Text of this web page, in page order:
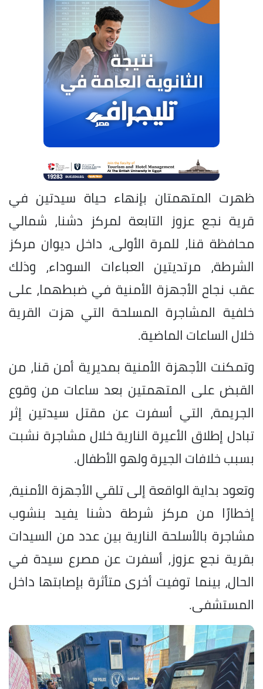
ظهرت المتهمتان بإنهاء حياة سيدتين في
قرية نجع عزوز التابعة لمركز دشنا، شمالي
محافظة قنا، للمرة الأولى، داخل ديوان مركز
الشرطة، مرتديتين العباءات السوداء، وذلك
عقب نجاح الأجهزة الأمنية في ضبطهما، على
خلفية المشاجرة المسلحة التي هزت القرية
خلال الساعات الماضية.
وتمكنت الأجهزة الأمنية بمديرية أمن قنا، من
القبض على المتهمتين بعد ساعات من وقوع
الجريمة، التي أسفرت عن مقتل سيدتين إثر
تبادل إطلاق الأعيرة النارية خلال مشاجرة نشبت
بسبب خلافات الجيرة ولهو الأطفال.
وتعود بداية الواقعة إلى تلقي الأجهزة الأمنية،
إخطارًا من مركز شرطة دشنا يفيد بنشوب
مشاجرة بالأسلحة النارية بين عدد من السيدات
بقرية نجع عزوز، أسفرت عن مصرع سيدة في
الحال، بينما توفيت أخرى متأثرة بإصابتها داخل
المستشفى.